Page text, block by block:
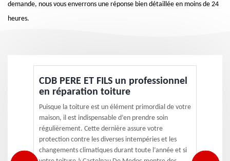
demande, nous vous enverrons une réponse bien détaillée en moins de 24
heures.
CDB PERE ET FILS un professionnel
en réparation toiture
Puisque la toiture est un élément primordial de votre
maison, il est indispensable d’en prendre soin
régulièrement. Cette dernière assure votre
protection contre les diverses intempéries et les
changements climatiques durant toute l’année et si